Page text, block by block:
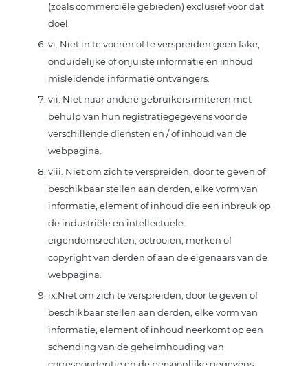
(zoals commerciële gebieden) exclusief voor dat
doel.
vi. Niet in te voeren of te verspreiden geen fake,
onduidelijke of onjuiste informatie en inhoud
misleidende informatie ontvangers.
vii. Niet naar andere gebruikers imiteren met
behulp van hun registratiegegevens voor de
verschillende diensten en / of inhoud van de
webpagina.
viii. Niet om zich te verspreiden, door te geven of
beschikbaar stellen aan derden, elke vorm van
informatie, element of inhoud die een inbreuk op
de industriële en intellectuele
eigendomsrechten, octrooien, merken of
copyright van derden of aan de eigenaars van de
webpagina.
ix.Niet om zich te verspreiden, door te geven of
beschikbaar stellen aan derden, elke vorm van
informatie, element of inhoud neerkomt op een
schending van de geheimhouding van